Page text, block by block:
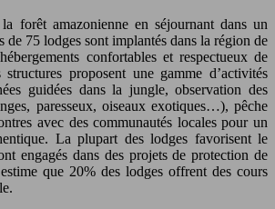
forêt amazonienne en séjournant dans un
de 75 lodges sont implantés dans la région de
confortables et respectueux de
structures proposent une gamme d’activités
guidées dans la jungle, observation des
paresseux, oiseaux exotiques…), pêche
avec des communautés locales pour un
La plupart des lodges favorisent le
engagés dans des projets de protection de
que 20% des lodges offrent des cours